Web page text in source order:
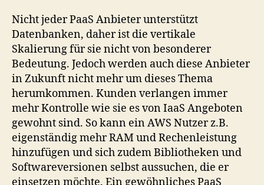
Nicht jeder PaaS Anbieter unterstützt
Datenbanken, daher ist die vertikale
Skalierung für sie nicht von besonderer
Bedeutung. Jedoch werden auch diese Anbieter
in Zukunft nicht mehr um dieses Thema
herumkommen. Kunden verlangen immer
mehr Kontrolle wie sie es von IaaS Angeboten
gewohnt sind. So kann ein AWS Nutzer z.B.
eigenständig mehr RAM und Rechenleistung
hinzufügen und sich zudem Bibliotheken und
Softwareversionen selbst aussuchen, die er
einsetzen möchte. Ein gewöhnliches PaaS